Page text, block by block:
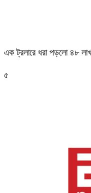
এক ট্রলারে ধরা পড়লো ৪৮
৫